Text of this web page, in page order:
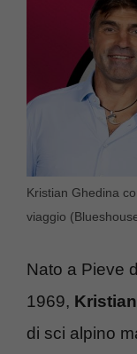
Kristian Ghedina
viaggio
Nato a Pieve
1969,
di sci alpino